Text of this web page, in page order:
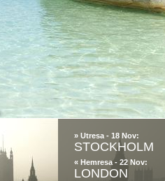
» Utresa - 18 Nov:
STOCKHOLM
« Hemresa - 22 Nov:
LONDON